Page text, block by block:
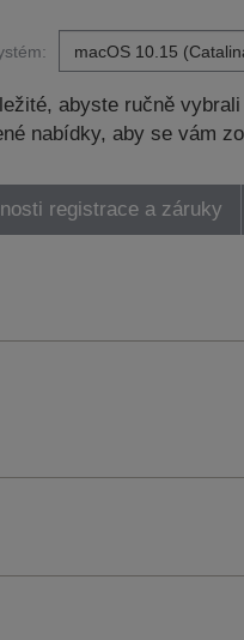
abyste ručně
nabídky, aby se vám
registrace a záruky